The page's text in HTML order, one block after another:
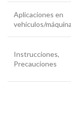
Aplicaciones en
vehículos/
Instrucciones,
Precauciones